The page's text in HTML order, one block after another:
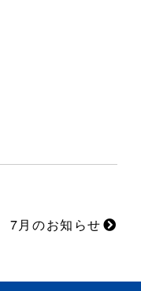
7月のお知らせ